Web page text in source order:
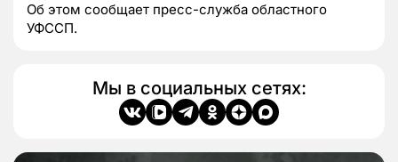
Об этом сообщает пресс-служба областного
УФССП.
Мы в социальных сетях: